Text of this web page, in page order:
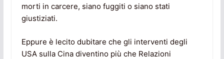
morti in carcere, siano fuggiti o siano stati
giustiziati.
Eppure è lecito dubitare che gli interventi degli
USA sulla Cina diventino più che Relazioni